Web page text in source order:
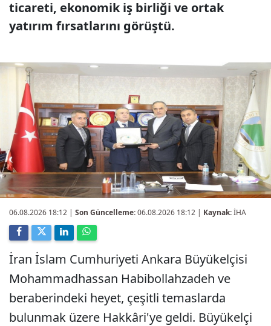
ticareti, ekonomik iş birliği ve ortak
yatırım fırsatlarını görüştü.
06.08.2026 18:12 | Son Güncelleme:06.08.2026 18:12 | Kaynak:İHA
İran İslam Cumhuriyeti Ankara Büyükelçisi
Mohammadhassan Habibollahzadeh ve
beraberindeki heyet, çeşitli temaslarda
bulunmak üzere Hakkâri'ye geldi. Büyükelçi